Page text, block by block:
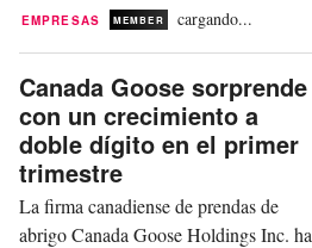
el especialista en deportes de montaña
la adquisición de Mammut a Jacobs
Capital. CPE apoyará a Mammut “para
acelerar su crecimiento global,
especialmente en Asia y...
EMPRESAS MEMBER cargando...
Canada Goose sorprende
con un crecimiento a
doble dígito en el primer
trimestre
La firma canadiense de prendas de
abrigo Canada Goose Holdings Inc. ha